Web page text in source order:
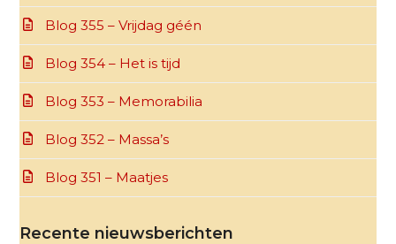
Blog 355 – Vrijdag géén
Blog 354 – Het is tijd
Blog 353 – Memorabilia
Blog 352 – Massa’s
Blog 351 – Maatjes
Recente nieuwsberichten